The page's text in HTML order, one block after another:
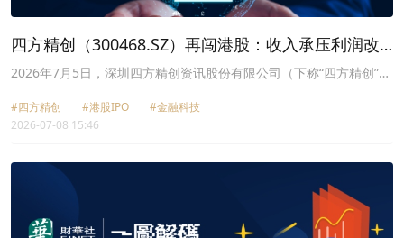
四方精创（300468.SZ）再闯港股：收入承压利润改
善，项目制波动仍是考题
2026年7月5日，深圳四方精创资讯股份有限公司（下称“四方精创”）
市的金融科技服务商，曾于去年12月24日首次向港交所递交了上市申
请，但因未能在6个月内完成IPO流程，招股书自动失效。
#四方精创 #港股IPO
#金融科技
2026-07-08 15:46